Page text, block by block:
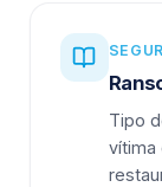
Tipo
vítima